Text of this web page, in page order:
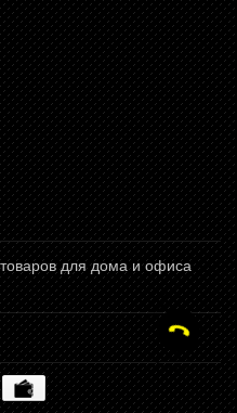
для дома и офиса